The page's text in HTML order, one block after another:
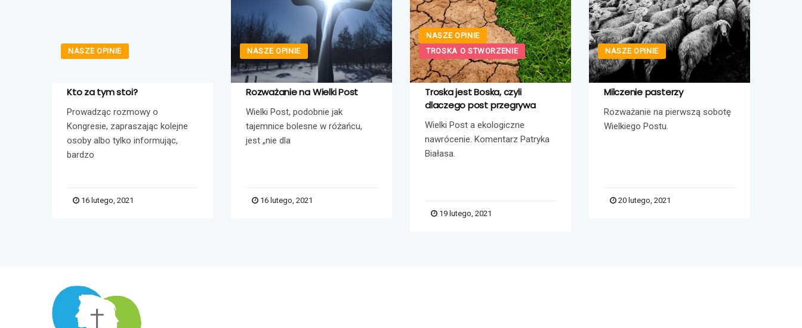
NASZE OPINIE
Kto za tym stoi?
Prowadząc rozmowy o
Kongresie, zapraszając kolejne
osoby albo tylko informując,
bardzo
16 lutego, 2021
NASZE OPINIE
Rozważanie na Wielki Post
Wielki Post, podobnie jak
tajemnice bolesne w różańcu,
jest „nie dla
16 lutego, 2021
NASZE OPINIE
TROSKA O STWORZENIE
Troska jest Boska, czyli
dlaczego post przegrywa
Wielki Post a ekologiczne
nawrócenie. Komentarz Patryka
Białasa.
19 lutego, 2021
NASZE OPINIE
Milczenie pasterzy
Rozważanie na pierwszą sobotę
Wielkiego Postu.
20 lutego, 2021